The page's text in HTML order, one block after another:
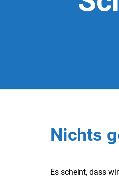
Nichts
Es scheint, dass